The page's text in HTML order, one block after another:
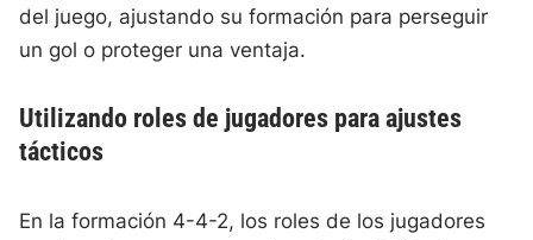
del juego, ajustando su formación para perseguir
un gol o proteger una ventaja.
Utilizando roles de jugadores para ajustes
tácticos
En la formación 4-4-2, los roles de los jugadores